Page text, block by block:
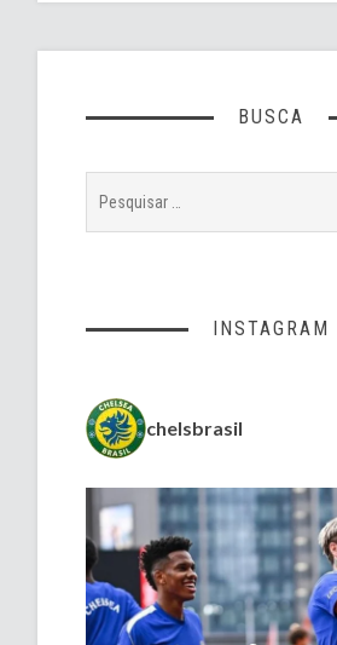
BUSCA
INSTAGRAM
chelsbrasil